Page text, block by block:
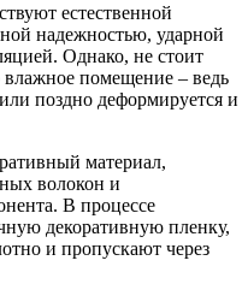
естественной
надежностью, ударной
Однако, не стоит
помещение – ведь
поздно деформируется и
материал,
волокон и
В процессе
декоративную пленку,
и пропускают через